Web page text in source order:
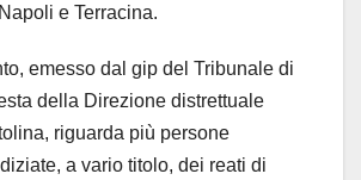
e Terracina.
emesso dal gip del Tribunale di
della Direzione distrettuale
riguarda più persone
a vario titolo, dei reati di